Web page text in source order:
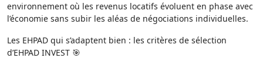
environnement où les revenus locatifs évoluent en phase avec
l’économie sans subir les aléas de négociations individuelles.
Les EHPAD qui s’adaptent bien : les critères de sélection
d’EHPAD INVEST 🎯